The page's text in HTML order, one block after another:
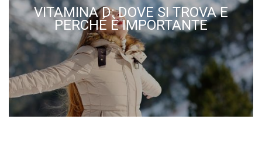
VITAMINA D: DOVE SI TROVA E
PERCHÉ È IMPORTANTE